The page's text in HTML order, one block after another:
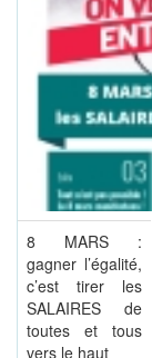
8 MARS :
gagner l’égalité,
c’est tirer les
SALAIRES de
toutes et tous
vers le haut